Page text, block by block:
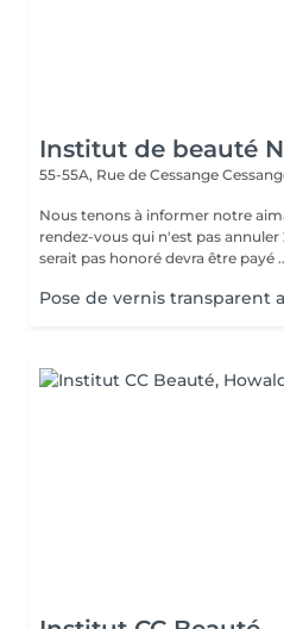
Institut de beauté
55-55A, Rue de Cessange
Nous tenons à informer notre
rendez-vous qui n'est pas
serait pas honoré devra être payé
Pose de vernis transparent